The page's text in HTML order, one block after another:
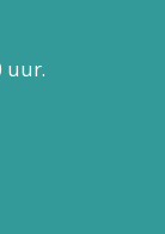
uur.